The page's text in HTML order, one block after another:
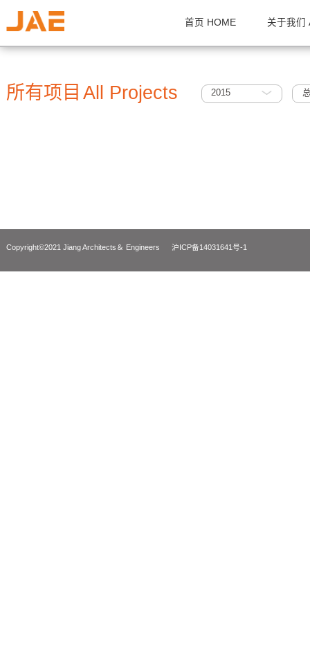
首页 HOME 关
所有项目 All Projects 2015
Copyright©2021 Jiang Architects＆ Engineers 沪ICP备14031641号-1